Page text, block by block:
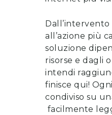
Dall’intervento
all’azione più
soluzione
risorse e dagli
intendi
finisce qui!
condiviso su
facilmente